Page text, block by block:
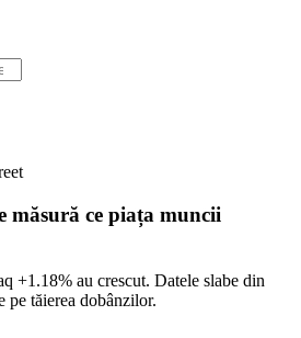
măsură ce piața muncii
+1.18% au crescut. Datele slabe din
pe tăierea dobânzilor.